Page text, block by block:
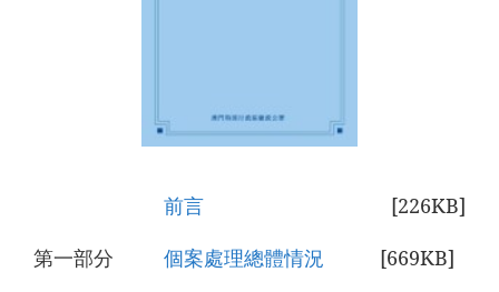
前言
[226KB]
第一部分
個案處理總體情況
[669KB]